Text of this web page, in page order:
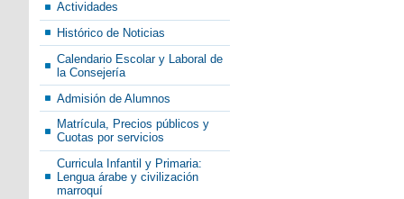
Actividades
Histórico de Noticias
Calendario Escolar y Laboral de
la Consejería
Admisión de Alumnos
Matrícula, Precios públicos y
Cuotas por servicios
Curricula Infantil y Primaria:
Lengua árabe y civilización
marroquí